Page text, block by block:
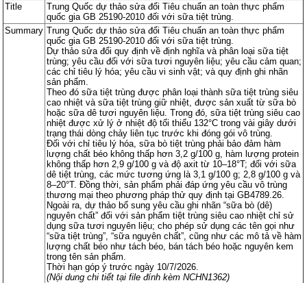
Title
Trung Quốc dự thảo sửa đổi Tiêu chuẩn an toàn thực phẩm
quốc gia GB 25190-2010 đối với sữa tiệt trùng.
Summary Trung Quốc dự thảo sửa đổi Tiêu chuẩn an toàn thực phẩm
quốc gia GB 25190-2010 đối với sữa tiệt trùng.
Dự thảo sửa đổi quy định về định nghĩa và phân loại sữa tiệt
trùng; yêu cầu đối với sữa tươi nguyên liệu; yêu cầu cảm quan;
các chỉ tiêu lý hóa; yêu cầu vi sinh vật; và quy định ghi nhãn
sản phẩm.
Theo đó sữa tiệt trùng được phân loại thành sữa tiệt trùng siêu
cao nhiệt và sữa tiệt trùng giữ nhiệt, được sản xuất từ sữa bò
hoặc sữa dê tươi nguyên liệu. Trong đó, sữa tiệt trùng siêu cao
nhiệt được xử lý ở nhiệt độ tối thiểu 132°C trong vài giây dưới
trạng thái dòng chảy liên tục trước khi đóng gói vô trùng.
Đối với chỉ tiêu lý hóa, sữa bò tiệt trùng phải bảo đảm hàm
lượng chất béo không thấp hơn 3,2 g/100 g, hàm lượng protein
không thấp hơn 2,9 g/100 g và độ axit từ 10–18°T; đối với sữa
dê tiệt trùng, các mức tương ứng là 3,1 g/100 g; 2,8 g/100 g và
8–20°T. Đồng thời, sản phẩm phải đáp ứng yêu cầu vô trùng
thương mại theo phương pháp thử quy định tại GB4789.26.
Ngoài ra, dự thảo bổ sung yêu cầu ghi nhãn “sữa bò (dê)
nguyên chất” đối với sản phẩm tiệt trùng siêu cao nhiệt chỉ sử
dụng sữa tươi nguyên liệu; cho phép sử dụng các tên gọi như
“sữa tiệt trùng”, “sữa nguyên chất”, cũng như các mô tả về hàm
lượng chất béo như tách béo, bán tách béo hoặc nguyên kem
trong tên sản phẩm.
Thời hạn góp ý trước ngày 10/7/2026.
(Nội dung chi tiết tại file đính kèm NCHN1362)